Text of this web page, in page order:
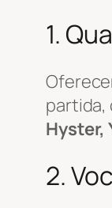
1.
partida,
Hyster,
2.